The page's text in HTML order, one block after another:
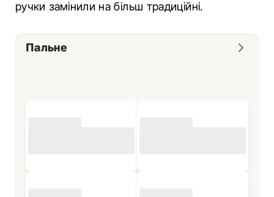
ручки замінили на більш традиційні.
Пальне